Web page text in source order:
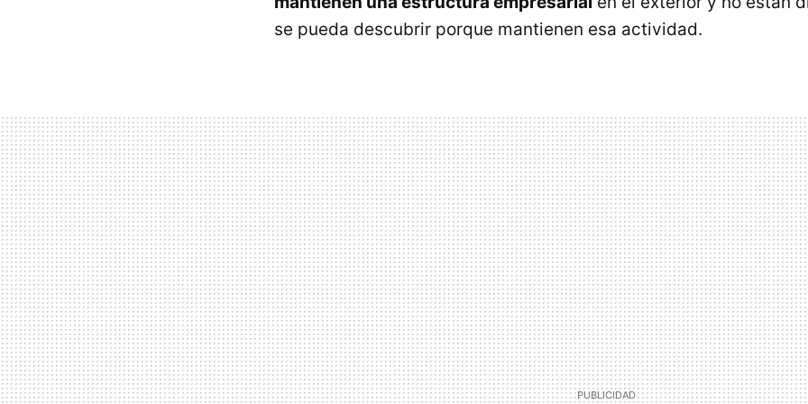
se pueda descubrir porque mantienen esa actividad.